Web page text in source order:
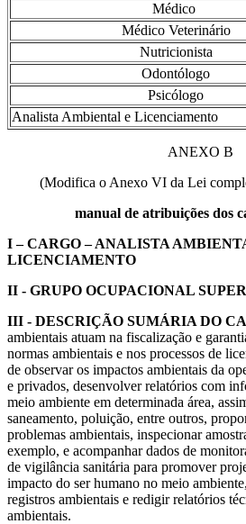
Médico
Médico Veterinário
Nutricionista
Odontólogo
Psicólogo
Analista Ambiental e Licenciamento
ANEXO B
(Modifica o Anexo VI da Lei
manual de atribuições dos
I – CARGO – ANALISTA
LICENCIAMENTO
II - GRUPO OCUPACIONAL
III - DESCRIÇÃO SUMÁRIA DO
ambientais atuam na fiscalização e
normas ambientais e nos processos de
de observar os impactos ambientais da
e privados, desenvolver relatórios com
meio ambiente em determinada área,
saneamento, poluição, entre outros,
problemas ambientais, inspecionar
exemplo, e acompanhar dados de
de vigilância sanitária para promover
impacto do ser humano no meio
registros ambientais e redigir relatórios
ambientais.